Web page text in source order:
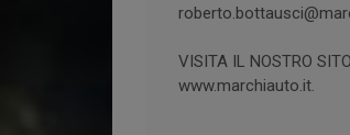
VISITA IL NOSTRO
www.marchiauto.it.